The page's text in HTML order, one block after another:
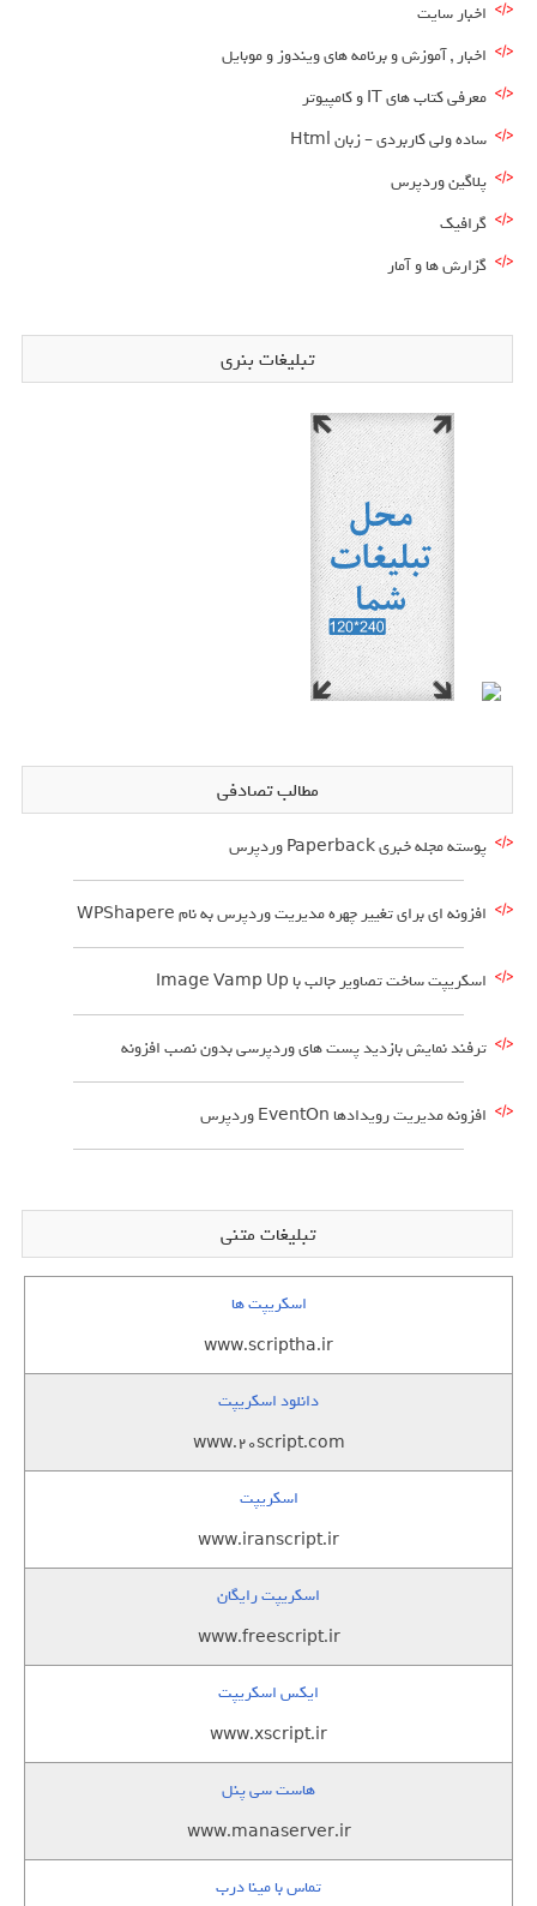
اخبار سایت
اخبار , آموزش و برنامه های ویندوز و موبایل
معرفی کتاب های IT و کامپیوتر
ساده ولی کاربردی – زبان Html
پلاگین وردپرس
گرافیک
گزارش ها و آمار
تبلیغات بنری
مطالب تصادفی
پوسته مجله خبری Paperback وردپرس
افزونه ای برای تغییر چهره مدیریت وردپرس به نام WPShapere
اسکریپت ساخت تصاویر جالب با Image Vamp Up
ترفند نمایش بازدید پست های وردپرسی بدون نصب افزونه
افزونه مدیریت رویدادها EventOn وردپرس
تبلیغات متنی
اسکریپت ها
www.scriptha.ir
دانلود اسکریپت
www.20script.com
اسکریپت
www.iranscript.ir
اسکریپت رایگان
www.freescript.ir
ایکس اسکریپت
www.xscript.ir
هاست سی پنل
www.manaserver.ir
تماس با مینا درب